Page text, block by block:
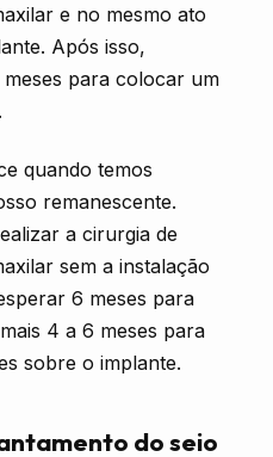
e no mesmo ato
Após isso,
para colocar um
quando temos
remanescente.
a cirurgia de
sem a instalação
6 meses para
4 a 6 meses para
sobre o implante.
do seio